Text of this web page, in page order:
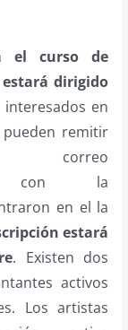
el curso de
dirigido
interesados en
remitir
correo
la
en el la
estará
. Existen dos
activos
Los artistas